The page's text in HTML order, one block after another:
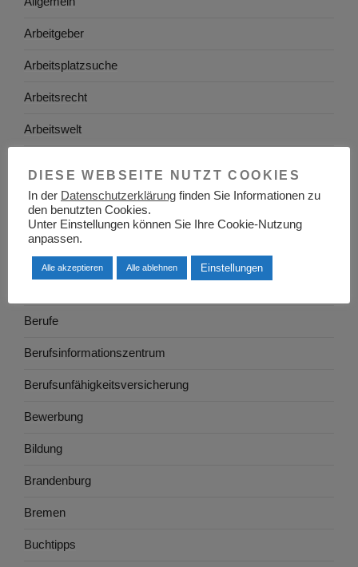
Arbeitgeber
Arbeitsplatzsuche
Arbeitsrecht
Arbeitswelt
Ausbildung
Baden-Württemberg
Bayern
Berufe
Berufsinformationszentrum
Berufsunfähigkeitsversicherung
Bewerbung
Bildung
Brandenburg
Bremen
Buchtipps
DIESE WEBSEITE NUTZT COOKIES
In der Datenschutzerklärung finden Sie Informationen zu
den benutzten Cookies.
Unter Einstellungen können Sie Ihre Cookie-Nutzung
anpassen.
Alle akzeptieren Alle ablehnen Einstellungen